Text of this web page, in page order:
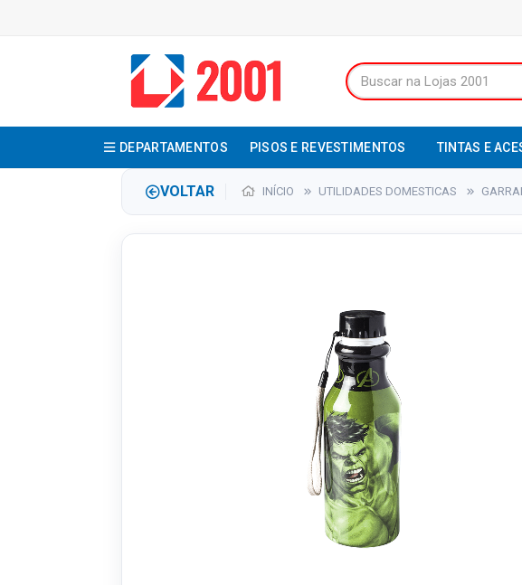
DEPARTAMENTOS PISOS E REVESTIMENTOS TINTAS E
VOLTAR INÍCIO UTILIDADES DOMESTICAS